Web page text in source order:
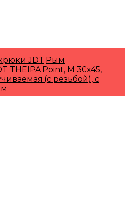
JDT Рым
THEIPA Point, M 30x45,
(с резьбой), с